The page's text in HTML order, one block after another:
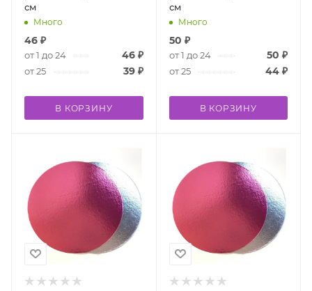
см
Много
46 ₽
от 1 до 24 46₽
от 25 39₽
В КОРЗИНУ
см
Много
50 ₽
от 1 до 24 50 ₽
от 25 44 ₽
В КОРЗИНУ